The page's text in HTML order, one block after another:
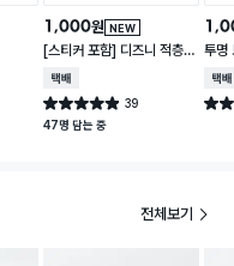
NEW
1,000원
[스티커 포함] 디즈니 적층
가능한 말랑핏 600 ml 아
이보리
택배배송
별점 4.9점 39
건 작성
47명 담는 중
투명
택배
별점
전체보기